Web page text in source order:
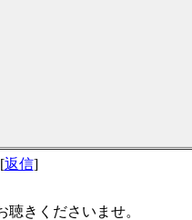
返信]
きくださいませ。